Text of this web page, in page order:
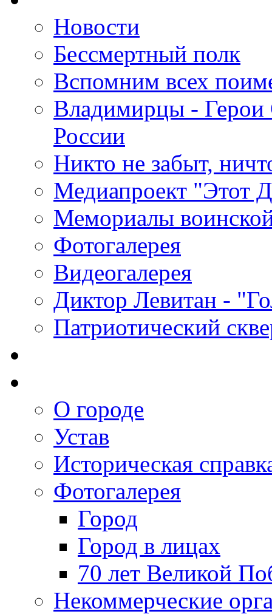
Новости
Бессмертный полк
Вспомним всех
Владимирцы - Герои
России
Никто не забыт,
Медиапроект "Этот
Мемориалы
Фотогалерея
Видеогалерея
Диктор Левитан -
Патриотический
О городе
Устав
Историческая
Фотогалерея
Город
Город в лицах
70 лет Великой
Некоммерческие